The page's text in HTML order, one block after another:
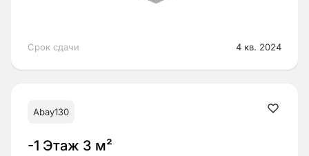
Срок сдачи 4 кв. 2024
Abay130
-1 Этаж 3 м²